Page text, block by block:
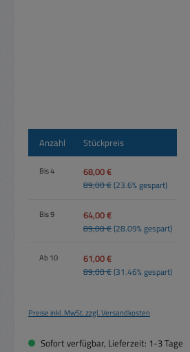
Anzahl Stückpreis
Bis4 68,00 €
89,00 €(23.6% gespart)
Bis9 64,00 €
89,00 €(28.09% gespart)
Ab 10 61,00 €
89,00 €(31.46% gespart)
Preise inkl. MwSt. zzgl. Versandkosten
Sofort verfügbar, Lieferzeit: 1-3 Tage